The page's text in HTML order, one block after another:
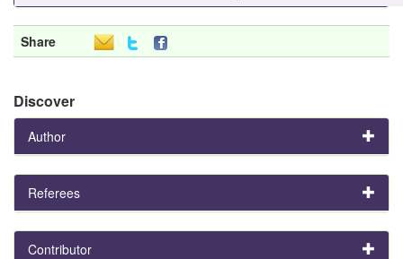
Share
Discover
Author
Referees
Contributor